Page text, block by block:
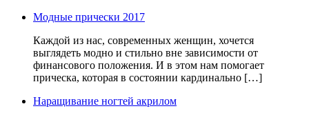
Модные прически 2017
Каждой из нас, современных женщин, хочется
выглядеть модно и стильно вне зависимости от
финансового положения. И в этом нам помогает
прическа, которая в состоянии кардинально […]
Наращивание ногтей акрилом